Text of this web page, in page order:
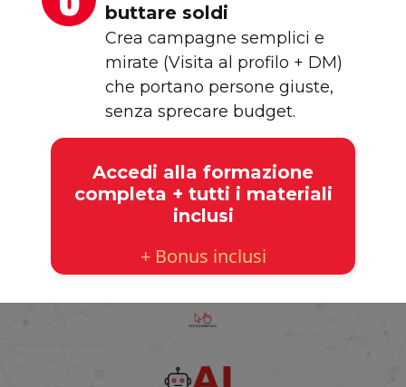
buttare soldi
Crea campagne semplici e
mirate (Visita al profilo + DM)
che portano persone giuste,
senza sprecare budget.
Accedi alla formazione
completa + tutti i materiali
inclusi
+ Bonus inclusi